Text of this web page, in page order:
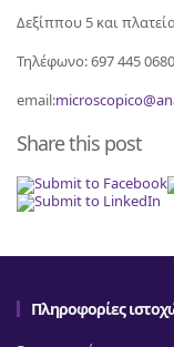
Δεξίππου 5 και
Τηλέφωνο:697 445 0680
email:
Share this post
Πληροφορίες